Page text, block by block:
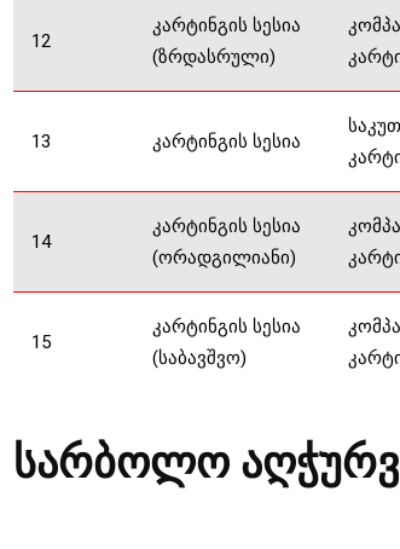
12
კარტინგის სესია
(ზრდასრული)
13 კარტინგის სესია
14
კარტინგის სესია
(ორადგილიანი)
15
კარტინგის სესია
(საბავშვო)
სარბოლო